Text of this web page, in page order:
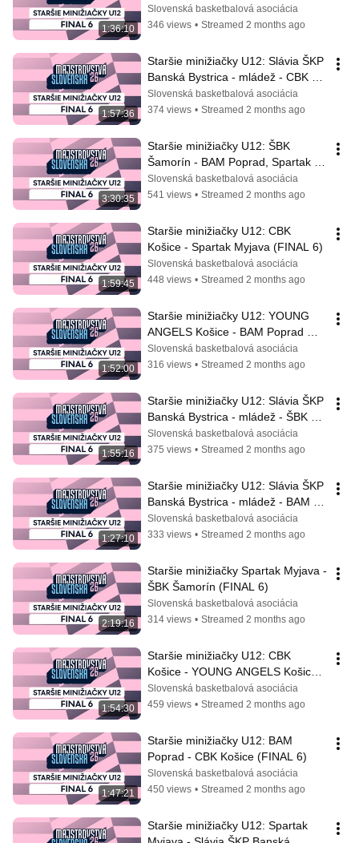
1:36:10
Slovenská basketbalová asociácia
346 views • Streamed 2 months ago
1:57:36
Staršie minižiačky U12: Slávia ŠKP
Banská Bystrica - mládež - CBK
Košice (FINAL 6)
Slovenská basketbalová asociácia
374 views • Streamed 2 months ago
3:30:35
Staršie minižiačky U12: ŠBK
Šamorín - BAM Poprad, Spartak
Myjava - Young Angels Košice
Slovenská basketbalová asociácia
541 views • Streamed 2 months ago
1:59:45
Staršie minižiačky U12: CBK
Košice - Spartak Myjava (FINAL 6)
Slovenská basketbalová asociácia
448 views • Streamed 2 months ago
1:52:00
Staršie minižiačky U12: YOUNG
ANGELS Košice - BAM Poprad
(FINAL 6)
Slovenská basketbalová asociácia
316 views • Streamed 2 months ago
1:55:16
Staršie minižiačky U12: Slávia ŠKP
Banská Bystrica - mládež - ŠBK
Šamorín (FINAL 6)
Slovenská basketbalová asociácia
375 views • Streamed 2 months ago
1:27:10
Staršie minižiačky U12: Slávia ŠKP
Banská Bystrica - mládež - BAM
Poprad (FINAL 6)
Slovenská basketbalová asociácia
333 views • Streamed 2 months ago
2:19:16
Staršie minižiačky Spartak Myjava -
ŠBK Šamorín (FINAL 6)
Slovenská basketbalová asociácia
314 views • Streamed 2 months ago
1:54:30
Staršie minižiačky U12: CBK
Košice - YOUNG ANGELS Košice
(FINAL 6)
Slovenská basketbalová asociácia
459 views • Streamed 2 months ago
1:47:21
Staršie minižiačky U12: BAM
Poprad - CBK Košice (FINAL 6)
Slovenská basketbalová asociácia
450 views • Streamed 2 months ago
Staršie minižiačky U12: Spartak